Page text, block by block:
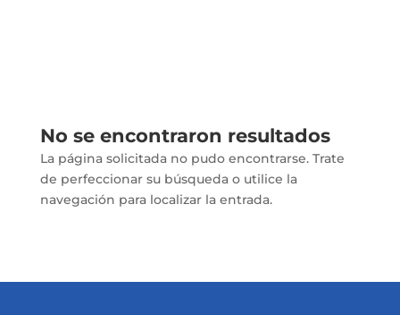
No se encontraron resultados
La página solicitada no pudo encontrarse. Trate
de perfeccionar su búsqueda o utilice la
navegación para localizar la entrada.